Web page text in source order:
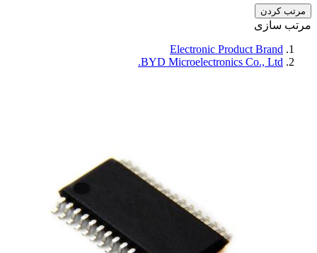
مرتب کردن
مرتب سازی
Electronic Product Brand
BYD Microelectronics Co., Ltd.